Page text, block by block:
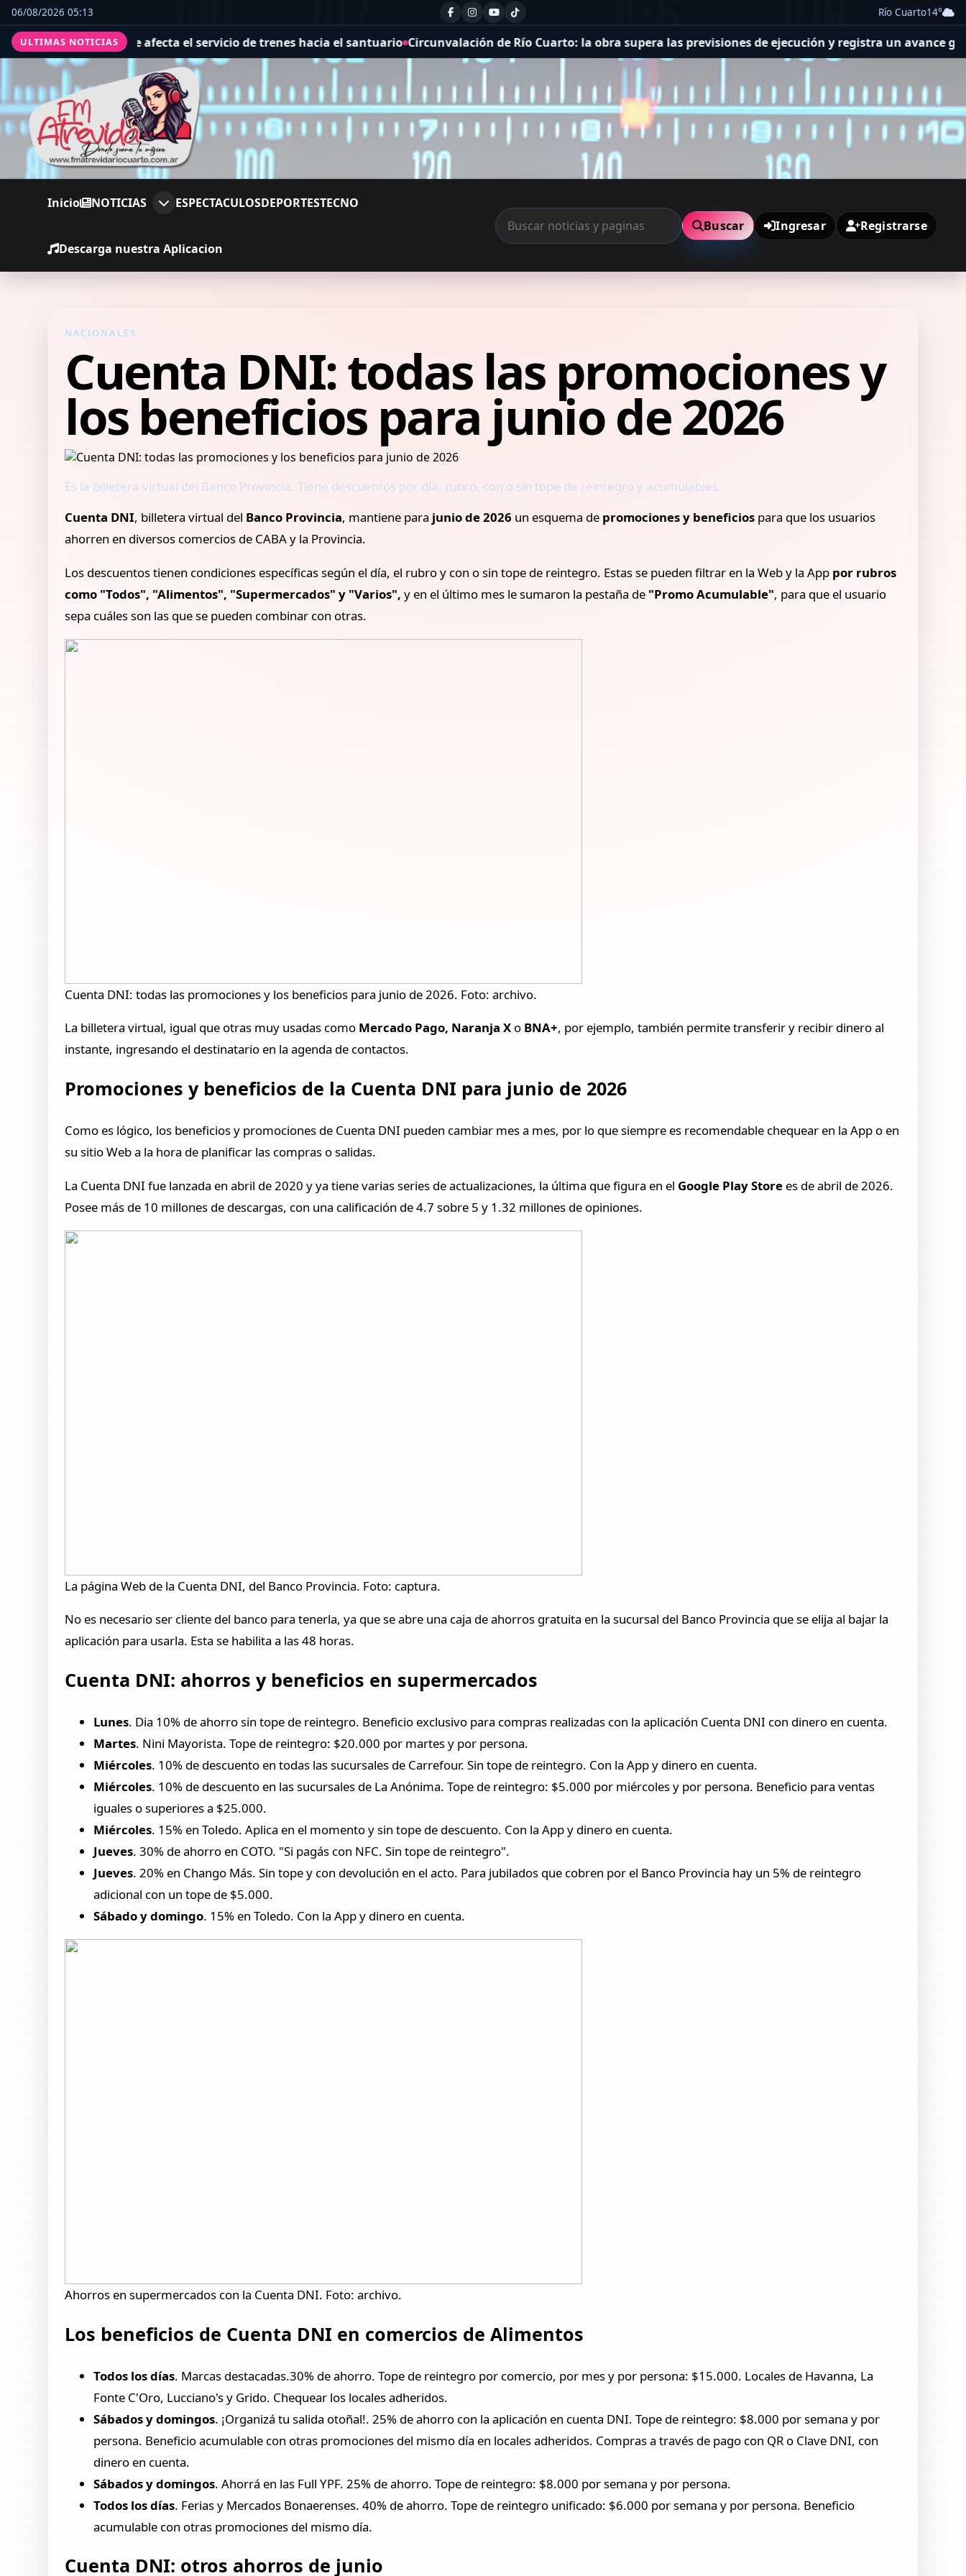
06/08/2026 05:13 Río Cuarto14°
ULTIMAS NOTICIAS
afecta el servicio de trenes hacia el santuario Circunvalación de Río Cuarto: la obra supera las previsiones de ejecución y registra un avance general del 36% Se
Inicio NOTICIAS ESPECTACULOSDEPORTESTECNO
Descarga nuestra Aplicacion
Buscar Ingresar Registrarse
NACIONALES
Cuenta DNI: todas las promociones y
los beneficios para junio de 2026
Es la billetera virtual del Banco Provincia. Tiene descuentos por día, rubro, con o sin tope de reintegro y acumulables.
Cuenta DNI, billetera virtual del Banco Provincia, mantiene para junio de 2026 un esquema de promociones y beneficios para que los usuarios
ahorren en diversos comercios de CABA y la Provincia.
Los descuentos tienen condiciones específicas según el día, el rubro y con o sin tope de reintegro. Estas se pueden filtrar en la Web y la App por rubros
como "Todos", "Alimentos", "Supermercados" y "Varios", y en el último mes le sumaron la pestaña de "Promo Acumulable", para que el usuario
sepa cuáles son las que se pueden combinar con otras.
Cuenta DNI: todas las promociones y los beneficios para junio de 2026. Foto: archivo.
La billetera virtual, igual que otras muy usadas como Mercado Pago, Naranja X o BNA+, por ejemplo, también permite transferir y recibir dinero al
instante, ingresando el destinatario en la agenda de contactos.
Promociones y beneficios de la Cuenta DNI para junio de 2026
Como es lógico, los beneficios y promociones de Cuenta DNI pueden cambiar mes a mes, por lo que siempre es recomendable chequear en la App o en
su sitio Web a la hora de planificar las compras o salidas.
La Cuenta DNI fue lanzada en abril de 2020 y ya tiene varias series de actualizaciones, la última que figura en el Google Play Store es de abril de 2026.
Posee más de 10 millones de descargas, con una calificación de 4.7 sobre 5 y 1.32 millones de opiniones.
La página Web de la Cuenta DNI, del Banco Provincia. Foto: captura.
No es necesario ser cliente del banco para tenerla, ya que se abre una caja de ahorros gratuita en la sucursal del Banco Provincia que se elija al bajar la
aplicación para usarla. Esta se habilita a las 48 horas.
Cuenta DNI: ahorros y beneficios en supermercados
Lunes. Dia 10% de ahorro sin tope de reintegro. Beneficio exclusivo para compras realizadas con la aplicación Cuenta DNI con dinero en cuenta.
Martes. Nini Mayorista. Tope de reintegro: $20.000 por martes y por persona.
Miércoles. 10% de descuento en todas las sucursales de Carrefour. Sin tope de reintegro. Con la App y dinero en cuenta.
Miércoles. 10% de descuento en las sucursales de La Anónima. Tope de reintegro: $5.000 por miércoles y por persona. Beneficio para ventas
iguales o superiores a $25.000.
Miércoles. 15% en Toledo. Aplica en el momento y sin tope de descuento. Con la App y dinero en cuenta.
Jueves. 30% de ahorro en COTO. "Si pagás con NFC. Sin tope de reintegro".
Jueves. 20% en Chango Más. Sin tope y con devolución en el acto. Para jubilados que cobren por el Banco Provincia hay un 5% de reintegro
adicional con un tope de $5.000.
Sábado y domingo. 15% en Toledo. Con la App y dinero en cuenta.
Ahorros en supermercados con la Cuenta DNI. Foto: archivo.
Los beneficios de Cuenta DNI en comercios de Alimentos
Todos los días. Marcas destacadas.30% de ahorro. Tope de reintegro por comercio, por mes y por persona: $15.000. Locales de Havanna, La
Fonte C'Oro, Lucciano's y Grido. Chequear los locales adheridos.
Sábados y domingos. ¡Organizá tu salida otoñal!. 25% de ahorro con la aplicación en cuenta DNI. Tope de reintegro: $8.000 por semana y por
persona. Beneficio acumulable con otras promociones del mismo día en locales adheridos. Compras a través de pago con QR o Clave DNI, con
dinero en cuenta.
Sábados y domingos. Ahorrá en las Full YPF. 25% de ahorro. Tope de reintegro: $8.000 por semana y por persona.
Todos los días. Ferias y Mercados Bonaerenses. 40% de ahorro. Tope de reintegro unificado: $6.000 por semana y por persona. Beneficio
acumulable con otras promociones del mismo día.
Cuenta DNI: otros ahorros de junio